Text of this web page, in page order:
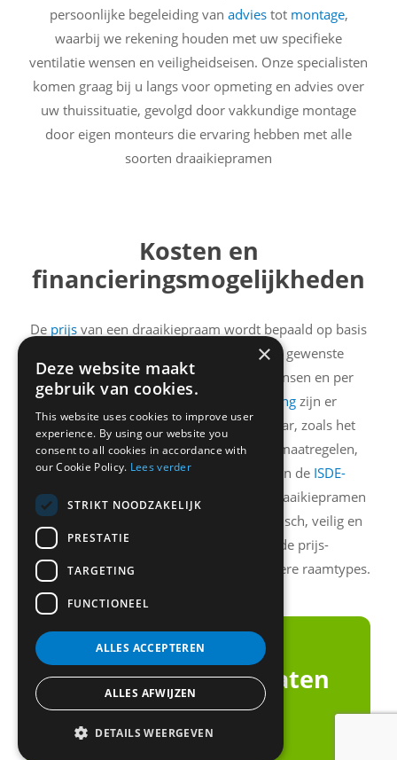
persoonlijke begeleiding van adviestot montage,
waarbij we rekening houden met uw specifieke
ventilatie wensen en veiligheidseisen. Onze specialisten
komen graag bij u langs voor opmeting en advies over
uw thuissituatie, gevolgd door vakkundige montage
door eigen monteurs die ervaring hebben met alle
soorten draaikiepramen
Kosten en
financieringsmogelijkheden
De prijs van een draaikiepraam wordt bepaald op basis
van de afmetingen, materiaalsoort en gewenste
beglazing. De prijs verschilt dus per wensen en per
woning.Voorfinanciële ondersteuning zijn er
verschillende mogelijkheden beschikbaar, zoals het
Warmtefondsvoor energiebesparende maatregelen,
Bouwdepotvoor woningverbetering en de ISDE-
subsidie
voor isolerende maatregelen. Draaikiepramen
zijn een kosteneffectieve keuze die praktisch, veilig en
energiezuinig is, met een uitstekende prijs-
kwaliteitverhouding ten opzichte van andere raamtypes.
Draaikiepramen laten
plaatsen?
×
Deze website maakt
gebruik van cookies.
This website uses cookies to improve user
experience. By using our website you
consent to all cookies in accordance with
our Cookie Policy. Lees verder
STRIKT NOODZAKELIJK
PRESTATIE
TARGETING
FUNCTIONEEL
ALLES ACCEPTEREN
ALLES AFWIJZEN
DETAILS WEERGEVEN